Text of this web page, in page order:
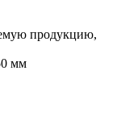
продукцию,